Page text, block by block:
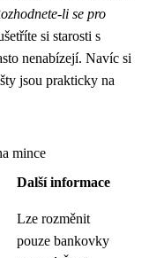
li se pro
si starosti s
nenabízejí. Navíc si
jsou prakticky na
mince
Další informace
Lze rozměnit
pouze bankovky